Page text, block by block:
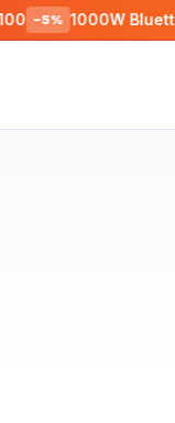
1000W Bluetti AC70P